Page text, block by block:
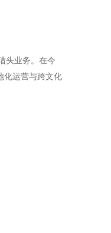
头业务。在今
化运营与跨文化